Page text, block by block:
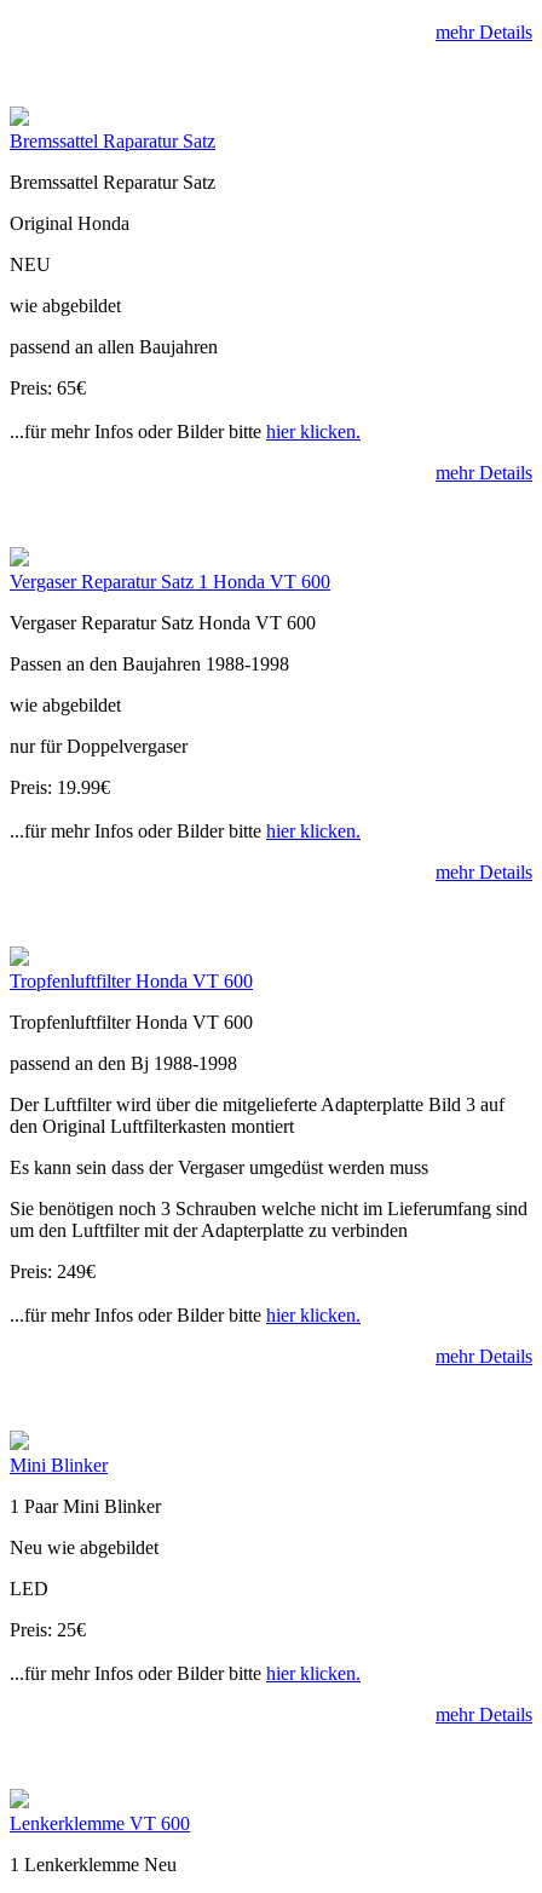
mehr Details
Bremssattel Raparatur Satz
Bremssattel Reparatur Satz
Original Honda
NEU
wie abgebildet
passend an allen Baujahren
Preis: 65€
...für mehr Infos oder Bilder bitte hier klicken.
mehr Details
Vergaser Reparatur Satz 1 Honda VT 600
Vergaser Reparatur Satz Honda VT 600
Passen an den Baujahren 1988-1998
wie abgebildet
nur für Doppelvergaser
Preis: 19.99€
...für mehr Infos oder Bilder bitte hier klicken.
mehr Details
Tropfenluftfilter Honda VT 600
Tropfenluftfilter Honda VT 600
passend an den Bj 1988-1998
Der Luftfilter wird über die mitgelieferte Adapterplatte Bild 3 auf
den Original Luftfilterkasten montiert
Es kann sein dass der Vergaser umgedüst werden muss
Sie benötigen noch 3 Schrauben welche nicht im Lieferumfang sind
um den Luftfilter mit der Adapterplatte zu verbinden
Preis: 249€
...für mehr Infos oder Bilder bitte hier klicken.
mehr Details
Mini Blinker
1 Paar Mini Blinker
Neu wie abgebildet
LED
Preis: 25€
...für mehr Infos oder Bilder bitte hier klicken.
mehr Details
Lenkerklemme VT 600
1 Lenkerklemme Neu